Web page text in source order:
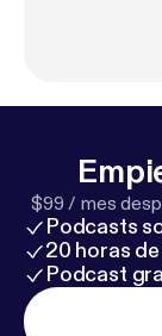
$99 / mes
Podcasts
20 horas
Podcast